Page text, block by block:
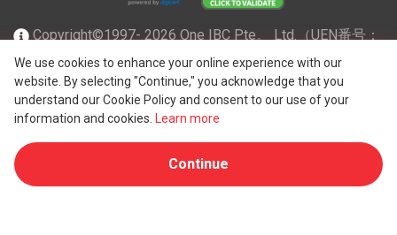
We use cookies to enhance your online experience with our
website. By selecting "Continue," you acknowledge that you
understand our Cookie Policy and consent to our use of your
information and cookies.
Learn more
Continue
Copyright©1997- 2026 One IBC Pte。 Ltd.（UEN番号：
201602796Z）は、有限責任を負うシンガポール共和国で
法人化され、スイスのエンティティであるOne IBC®Group
("One IBC Limited")に所属する独立した独立した法人の
One IBCネットワークのメンバーファームです。全著作権
所有。詳細については、One IBC構造